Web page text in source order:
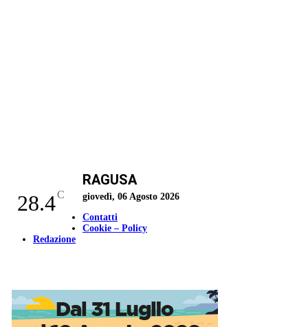
28.4C
RAGUSA
giovedì, 06 Agosto 2026
Contatti
Cookie – Policy
Redazione